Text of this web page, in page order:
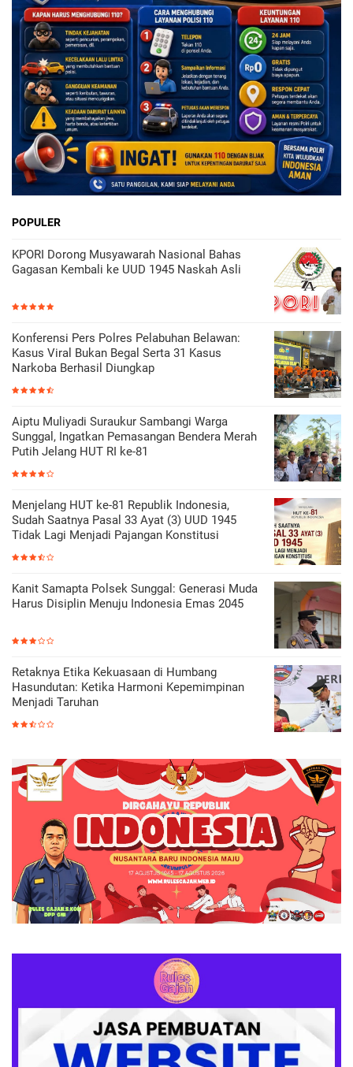
POPULER
KPORI Dorong Musyawarah Nasional Bahas
Gagasan Kembali ke UUD 1945 Naskah Asli
Konferensi Pers Polres Pelabuhan Belawan:
Kasus Viral Bukan Begal Serta 31 Kasus
Narkoba Berhasil Diungkap
Aiptu Muliyadi Suraukur Sambangi Warga
Sunggal, Ingatkan Pemasangan Bendera Merah
Putih Jelang HUT RI ke-81
Menjelang HUT ke-81 Republik Indonesia,
Sudah Saatnya Pasal 33 Ayat (3) UUD 1945
Tidak Lagi Menjadi Pajangan Konstitusi
Kanit Samapta Polsek Sunggal: Generasi Muda
Harus Disiplin Menuju Indonesia Emas 2045
Retaknya Etika Kekuasaan di Humbang
Hasundutan: Ketika Harmoni Kepemimpinan
Menjadi Taruhan